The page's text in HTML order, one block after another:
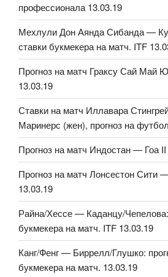
профессионала 13.03.19
Мехлули Дон Аянда Сибанда —
ставки букмекера на матч. ITF
Прогноз на матч Граксу Сай Май
13.03.19
Ставки на матч Иллавара
Маринерс (жен), прогноз на
Прогноз на матч Индостан — Гоа II
Прогноз на матч Лонсестон Сити
13.03.19
Райна/Хессе — Каданцу/Чепелова:
букмекера на матч. ITF 13.03.19
Канг/Фенг — Биррелл/Глушко:
букмекера на матч. 13.03.19